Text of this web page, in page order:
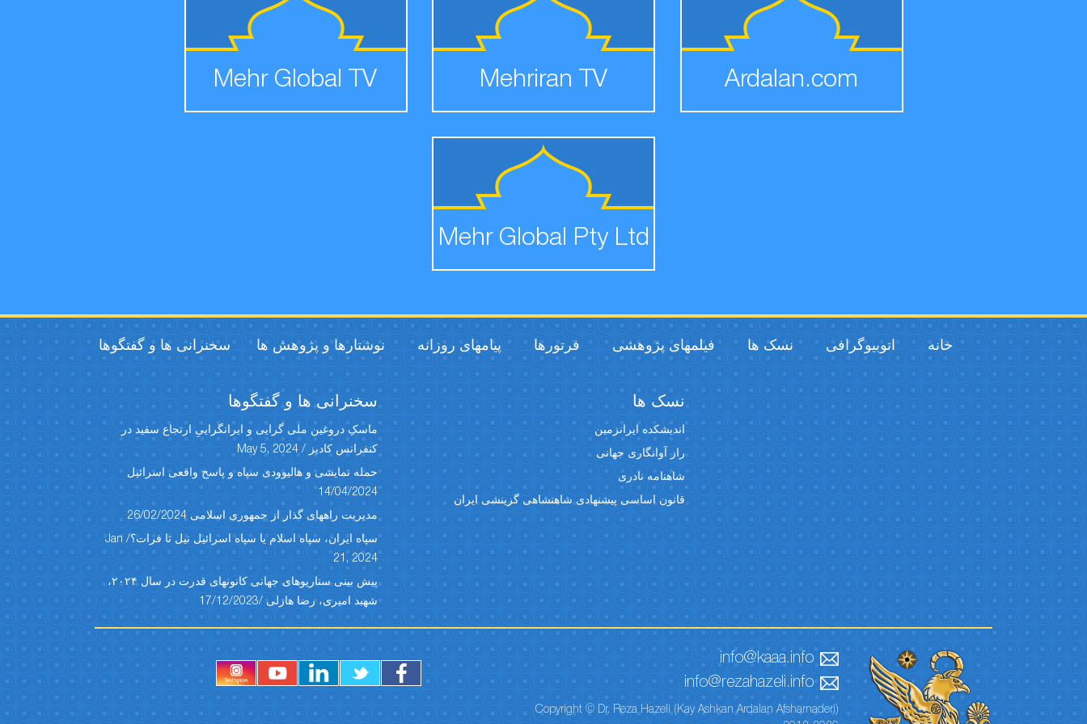
Ardalan.com
Mehriran TV
Mehr Global TV
Mehr Global Pty Ltd
خانه اتوبیوگرافی نسک ها فیلمهای پژوهشی فرتورها پیامهای روزانه نوشتارها و پژوهش ها سخنرانی ها و گفتگوها
نسک ها
اندیشکده ایرانزمین
راز آوانگاری جهانی
شاهنامه نادری
قانون اساسی پیشنهادی شاهنشاهی گزینشی ایران
سخنرانی ها و گفتگوها
ماسکِ دروغین ملی گرایی و ایرانگراییِ ارتجاع سفید در
کنفرانس کادیز / May 5, 2024
حمله نمایشی و هالیوودی سپاه و پاسخ واقعی اسرائیل
14/04/2024
مدیریت راههای گذار از جمهوری اسلامی 26/02/2024
سپاه ایران، سپاه اسلام یا سپاه اسرائیل نیل تا فرات؟/ Jan
21, 2024
پیش بینی سناریوهای جهانی کانونهای قدرت در سال ۲۰۲۴،
شهبد امیری، رضا هازلی /17/12/2023
info@kaaa.info
info@rezahazeli.info
Copyright © Dr. Reza Hazeli (Kay Ashkan Ardalan Afsharnaderi)